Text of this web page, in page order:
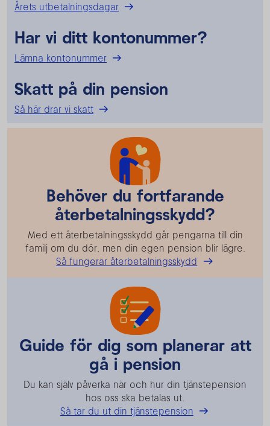
Årets utbetalningsdagar
Har vi ditt kontonummer?
Lämna kontonummer
Skatt på din pension
Så här drar vi skatt
Behöver du fortfarande
återbetalningsskydd?
Med ett återbetalningsskydd går pengarna till din
familj om du dör, men din egen pension blir lägre.
Så fungerar återbetalningsskydd
Guide för dig som planerar att
gå i pension
Du kan själv påverka när och hur din tjänstepension
hos oss ska betalas ut.
Så tar du ut din tjänstepension